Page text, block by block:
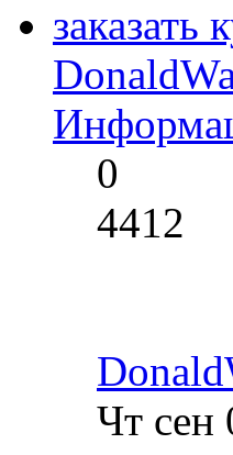
заказать
0
4412
Чт сен